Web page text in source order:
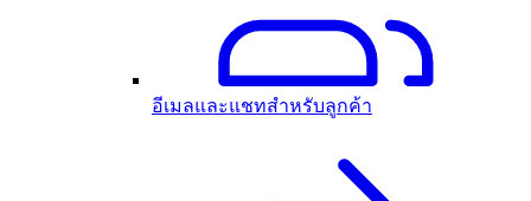
อีเมลและแชทสำหรับลูกค้า